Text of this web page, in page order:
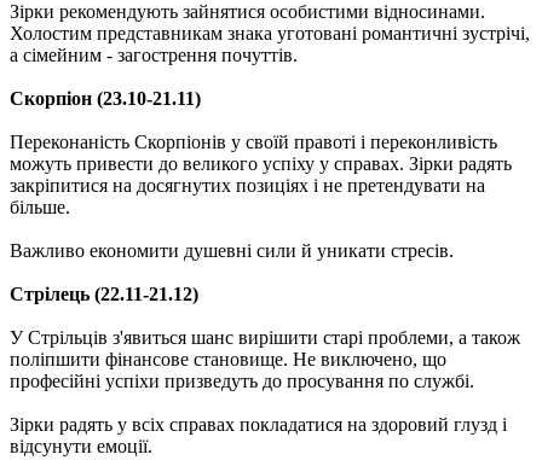
Зірки рекомендують зайнятися особистими відносинами.
Холостим представникам знака уготовані романтичні зустрічі,
а сімейним - загострення почуттів.
Скорпіон (23.10-21.11)
Переконаність Скорпіонів у своїй правоті і переконливість
можуть привести до великого успіху у справах. Зірки радять
закріпитися на досягнутих позиціях і не претендувати на
більше.
Важливо економити душевні сили й уникати стресів.
Стрілець (22.11-21.12)
У Стрільців з'явиться шанс вирішити старі проблеми, а також
поліпшити фінансове становище. Не виключено, що
професійні успіхи призведуть до просування по службі.
Зірки радять у всіх справах покладатися на здоровий глузд і
відсунути емоції.